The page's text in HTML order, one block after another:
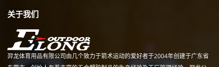
关于我们
羿龙体育用品有限公司由几个致力于箭术运动的爱好者于2004年创建于广东省